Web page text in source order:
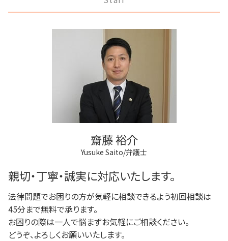
調停離婚 慰謝料
民事再生と破産 違い
任意後見制度 義務
任意後見制度 代理人
成年後見人 手続き 家族
任意後見制度 法律
弁護士 登記手続
商業登記 番号
商業登記 弁護士
不動産登記 義務化
狛江市 借金問題
稲城市 不動産トラブル
調布市 成年後見
調布市 登記全般
三鷹市 不動産トラブル
多摩市 不動産トラブル
齋藤 裕介
Yusuke Saito/弁護士
親切・丁寧・誠実に対応いたします。
法律問題でお困りの方が気軽に相談できるよう初回相談は
45分まで無料で承ります。
お困りの際は一人で悩まずお気軽にご相談ください。
どうぞ、よろしくお願いいたします。